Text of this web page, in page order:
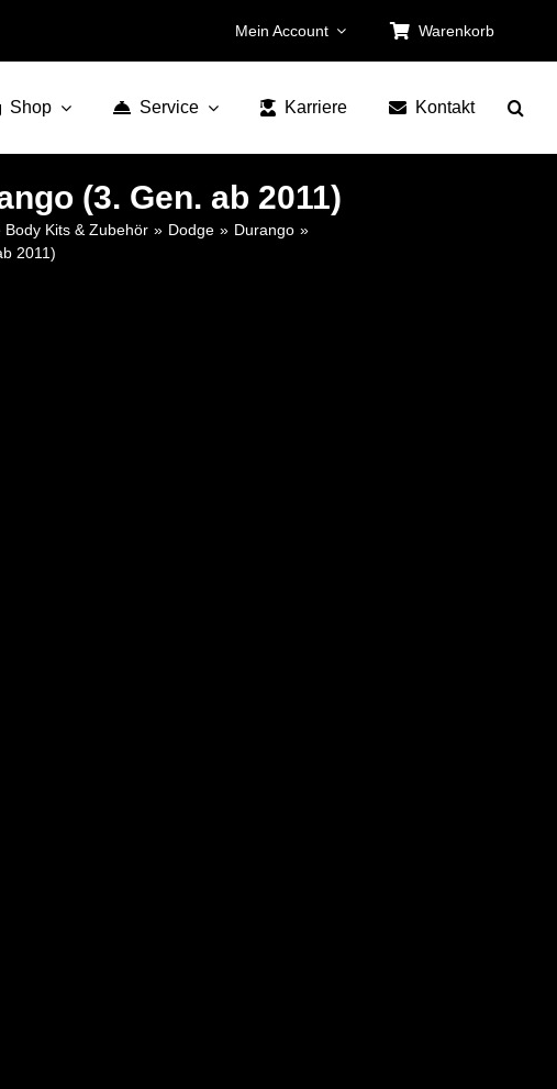
Mein Account Warenkorb
Shop Service Karriere Kontakt
(3. Gen. ab 2011)
Kits & Zubehör Dodge
Durango
2011)